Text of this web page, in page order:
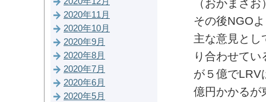
（おかまさ
その後NGO
主な意見とし
り合わせて
が５億でLRV
億円かかるが
2020年11月
2020年10月
2020年9月
2020年8月
2020年7月
2020年6月
2020年5月